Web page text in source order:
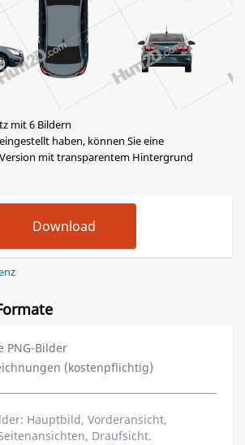
mit 6 Bildern
haben, können Sie eine
mit transparentem Hintergrund
PNG-Bilder
(kostenpflichtig)
Hauptbild, Vorderansicht,
Draufsicht.